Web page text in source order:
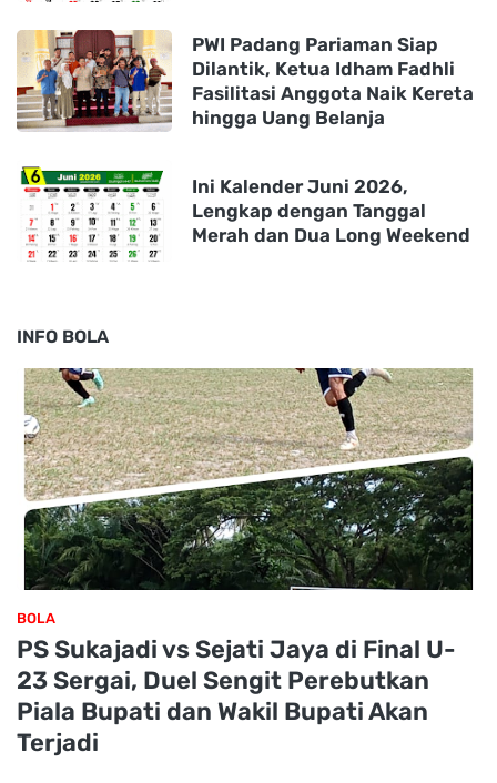
PWI Padang Pariaman Siap
Dilantik, Ketua Idham Fadhli
Fasilitasi Anggota Naik Kereta
hingga Uang Belanja
Ini Kalender Juni 2026,
Lengkap dengan Tanggal
Merah dan Dua Long Weekend
INFO BOLA
BOLA
PS Sukajadi vs Sejati Jaya di Final U-
23 Sergai, Duel Sengit Perebutkan
Piala Bupati dan Wakil Bupati Akan
Terjadi